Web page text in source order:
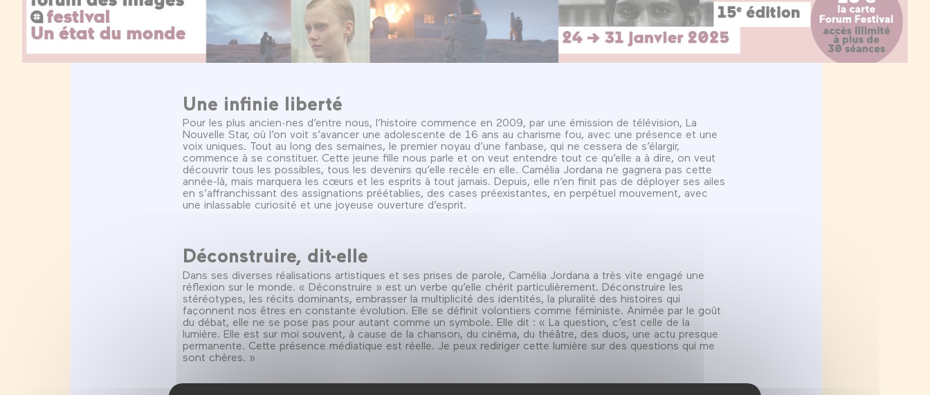
Une infinie liberté
Pour les plus ancien·nes d’entre nous, l’histoire commence en 2009, par une émission de télévision, La
Nouvelle Star, où l’on voit s’avancer une adolescente de 16 ans au charisme fou, avec une présence et une
voix uniques. Tout au long des semaines, le premier noyau d’une fanbase, qui ne cessera de s’élargir,
commence à se constituer. Cette jeune fille nous parle et on veut entendre tout ce qu’elle a à dire, on veut
découvrir tous les possibles, tous les devenirs qu’elle recèle en elle. Camélia Jordana ne gagnera pas cette
année-là, mais marquera les cœurs et les esprits à tout jamais. Depuis, elle n’en finit pas de déployer ses ailes
en s’affranchissant des assignations préétablies, des cases préexistantes, en perpétuel mouvement, avec
une inlassable curiosité et une joyeuse ouverture d’esprit.
Déconstruire, dit-elle
Dans ses diverses réalisations artistiques et ses prises de parole, Camélia Jordana a très vite engagé une
réflexion sur le monde. « Déconstruire » est un verbe qu’elle chérit particulièrement. Déconstruire les
stéréotypes, les récits dominants, embrasser la multiplicité des identités, la pluralité des histoires qui
façonnent nos êtres en constante évolution. Elle se définit volontiers comme féministe. Animée par le goût
du débat, elle ne se pose pas pour autant comme un symbole. Elle dit : « La question, c’est celle de la
lumière. Elle est sur moi souvent, à cause de la chanson, du cinéma, du théâtre, des duos, une actu presque
permanente. Cette présence médiatique est réelle. Je peux rediriger cette lumière sur des questions qui me
sont chères. »